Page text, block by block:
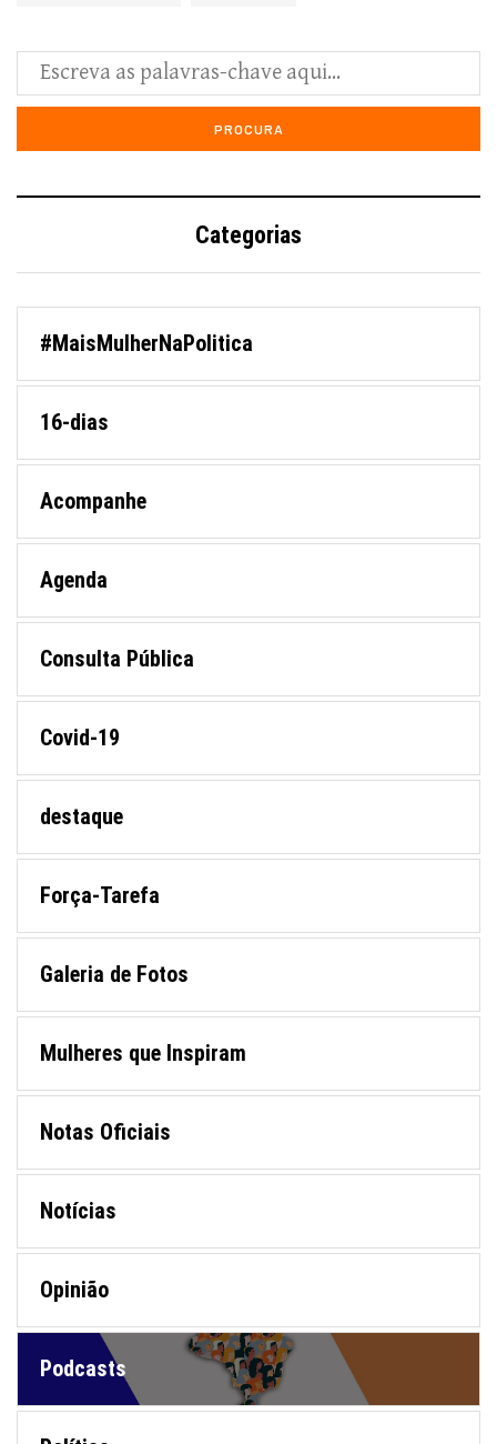
Categorias
#MaisMulherNaPolitica
16-dias
Acompanhe
Agenda
Consulta Pública
Covid-19
destaque
Força-Tarefa
Galeria de Fotos
Mulheres que Inspiram
Notas Oficiais
Notícias
Opinião
Podcasts